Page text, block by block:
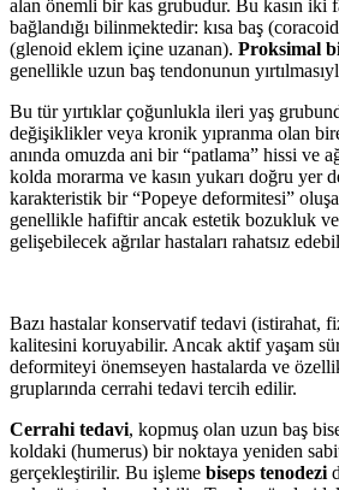
alan önemli bir kas grubudur. Bu kasın iki
bağlandığı bilinmektedir: kısa baş
(glenoid eklem içine uzanan). Proksimal
genellikle uzun baş tendonunun
Bu tür yırtıklar çoğunlukla ileri yaş
değişiklikler veya kronik yıpranma olan
anında omuzda ani bir “patlama” hissi ve
kolda morarma ve kasın yukarı doğru yer
karakteristik bir “Popeye deformitesi”
genellikle hafiftir ancak estetik bozukluk
gelişebilecek ağrılar hastaları rahatsız
Bazı hastalar konservatif tedavi (istirahat,
kalitesini koruyabilir. Ancak aktif yaşam
deformiteyi önemseyen hastalarda ve
gruplarında cerrahi tedavi tercih edilir.
Cerrahi tedavi, kopmuş olan uzun baş
koldaki (humerus) bir noktaya yeniden
gerçekleştirilir. Bu işleme biseps tenodezi